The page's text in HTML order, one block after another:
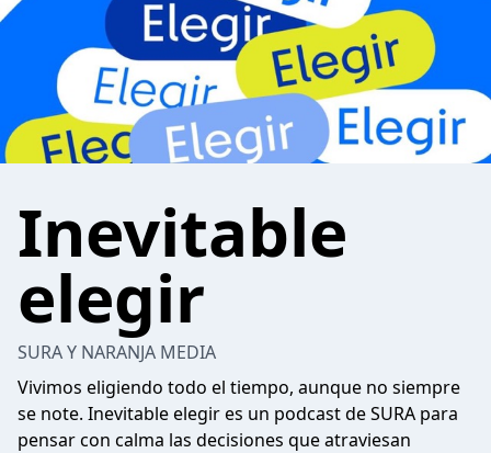
Inevitable
elegir
SURA Y NARANJA MEDIA
Vivimos eligiendo todo el tiempo, aunque no siempre
se note. Inevitable elegir es un podcast de SURA para
pensar con calma las decisiones que atraviesan